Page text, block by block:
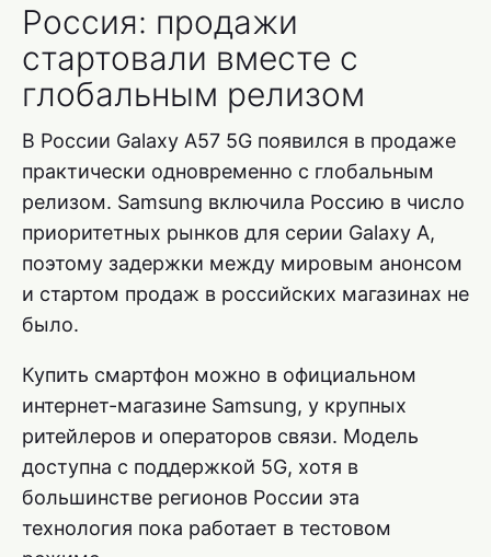
Россия: продажи
стартовали вместе с
глобальным релизом
В России Galaxy A57 5G появился в продаже
практически одновременно с глобальным
релизом. Samsung включила Россию в число
приоритетных рынков для серии Galaxy A,
поэтому задержки между мировым анонсом
и стартом продаж в российских магазинах не
было.
Купить смартфон можно в официальном
интернет-магазине Samsung, у крупных
ритейлеров и операторов связи. Модель
доступна с поддержкой 5G, хотя в
большинстве регионов России эта
технология пока работает в тестовом